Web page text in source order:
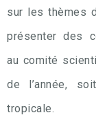
sur les thèmes
présenter des
au comité
de l’année,
tropicale.